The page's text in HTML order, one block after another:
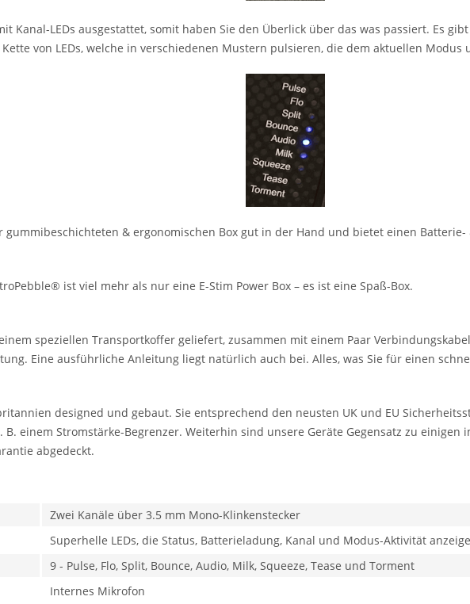
Kanal-LEDs ausgestattet, somit haben Sie den Überlick über das was passiert. Es
von LEDs, welche in verschiedenen Mustern pulsieren, die dem aktuellen Modus
gummibeschichteten & ergonomischen Box gut in der Hand und bietet einen
ist viel mehr als nur eine E-Stim Power Box – es ist eine Spaß-Box.
speziellen Transportkoffer geliefert, zusammen mit einem Paar
Eine ausführliche Anleitung liegt natürlich auch bei. Alles, was Sie für einen
designed und gebaut. Sie entsprechend den neusten UK und EU
einem Stromstärke-Begrenzer. Weiterhin sind unsere Geräte Gegensatz zu
abgedeckt.
Zwei Kanäle über 3.5 mm Mono-Klinkenstecker
Superhelle LEDs, die Status, Batterieladung, Kanal und Modus-Aktivität
9 - Pulse, Flo, Split, Bounce, Audio, Milk, Squeeze, Tease und Torment
Internes Mikrofon